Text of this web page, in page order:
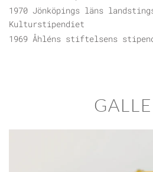
1970 Jönköpings läns
Kulturstipendiet
1969 Åhléns stiftelsens